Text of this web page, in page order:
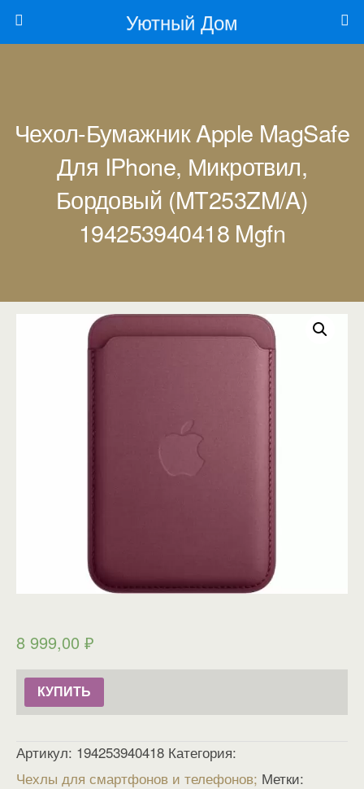
Уютный Дом
Чехол-Бумажник Apple MagSafe
Для IPhone, Микротвил,
Бордовый (MT253ZM/A)
194253940418 Mgfn
8 999,00 ₽
КУПИТЬ
Артикул: 194253940418 Категория:
Чехлы для смартфонов и телефонов Метки: